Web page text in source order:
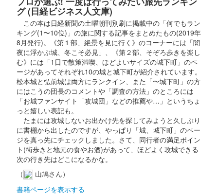
館林城 御城印 新春限定版
尾曳城 御城印 新春箔押版
館林城 御城印 新春箔押版
館林城 御城印 徳川三傑新春版
館林城 御城印
グ (日経ビジネス人文庫)
この本は日経新聞の土曜朝刊別刷に掲載中の「何でもラン
キング(1〜10位)」の旅に関する記事をまとめたもの(2019年
8月発行)。《第１部、絶景を見に行く》のコーナーには「闇
夜に浮かぶ城、冬こそ必見」、《第２部、そぞろ歩きを楽し
む》には「1日で散策満喫、ほどよいサイズの城下町」のペ
ージがあってそれぞれ10の城と城下町が紹介されています。
松本城と弘前城は両方にランクイン、また「〜城下町」の方
にはこうの団長のコメントや「調査の方法」のところには
「お城ファンサイト「攻城団」などの推薦や…」というちょ
っと嬉しい表記も。
たまには攻城しないお出かけ先を探してみようと久しぶり
に書棚から出したのですが、やっぱり「城、城下町」のペー
ジを真っ先にチェックしました。さて、同行者の満足ポイン
ト(街歩きと地元の食やお酒)があって、ほどよく攻城できる
次の行き先はどこになるかな。
（
山鳩さん）
書籍ページを表示する